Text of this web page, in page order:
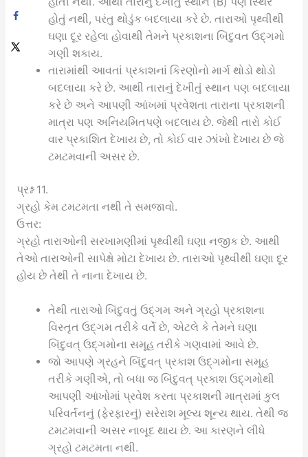
હોતું નથી, પરંતુ થોડુંક બદલાયા કરે છે. તારાઓ પૃથ્વીથી
ઘણા દૂર રહેલા હોવાથી તેમને પ્રકાશના બિંદુવત ઉદ્ગમો
ગણી શકાય.
તારામાંથી આવતાં પ્રકાશનાં કિરણોનો માર્ગ થોડો થોડો
બદલાયા કરે છે. આથી તારાનું દેખીતું સ્થાન પણ બદલાયા
કરે છે અને આપણી આંખમાં પ્રવેશતા તારાના પ્રકાશની
માત્રા પણ અનિયમિતપણે બદલાય છે. જેથી તારો કોઈ
વાર પ્રકાશિત દેખાય છે, તો કોઈ વાર ઝાંખો દેખાય છે જે
ટમટમવાની અસર છે.
પ્રશ્ન 11.
ગ્રહો કેમ ટમટમતા નથી તે સમજાવો.
ઉત્તર:
ગ્રહો તારાઓની સરખામણીમાં પૃથ્વીથી ઘણા નજીક છે. આથી
તેઓ તારાઓની સાપેક્ષે મોટા દેખાય છે. તારાઓ પૃથ્વીથી ઘણા દૂર
હોય છે તેથી તે નાના દેખાય છે.
તેથી તારાઓ બિંદુવતું ઉદ્ગમ અને ગ્રહો પ્રકાશના
વિસ્તૃત ઉદ્ગમ તરીકે વર્તે છે, એટલે કે તેમને ઘણા
બિંદુવત્ ઉદ્ગમોના સમૂહ તરીકે ગણવામાં આવે છે.
જો આપણે ગ્રહને બિંદુવત્ પ્રકાશ ઉદ્ગમોના સમૂહ
તરીકે ગણીએ, તો બધા જ બિંદુવત્ પ્રકાશ ઉદ્ગમોથી
આપણી આંખોમાં પ્રવેશ કરતા પ્રકાશની માત્રામાં કુલ
પરિવર્તનનું (ફેરફારનું) સરેરાશ મૂલ્ય શૂન્ય થાય. તેથી જ
ટમટમવાની અસર નાબૂદ થાય છે. આ કારણને લીધે
ગ્રહો ટમટમતા નથી.